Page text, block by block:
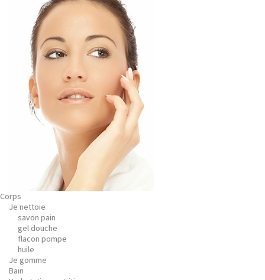
Corps
Je nettoie
savon pain
gel douche
flacon pompe
huile
Je gomme
Bain